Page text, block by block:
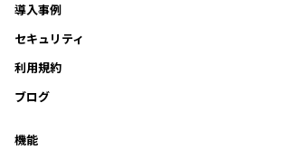
導入事例
セキュリティ
利用規約
ブログ
機能